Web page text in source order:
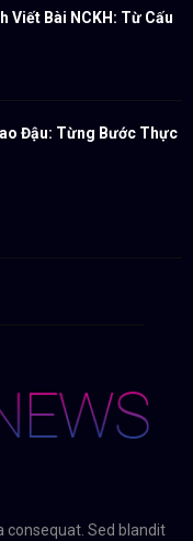
Viết Bài NCKH: Từ Cấu
Đậu: Từng Bước Thực
consequat. Sed blandit